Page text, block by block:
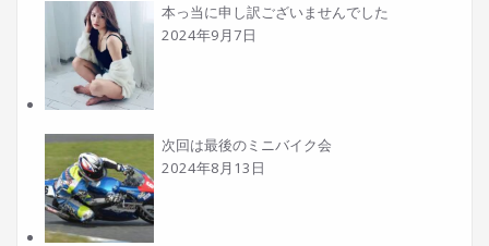
本っ当に申し訳ございませんでした
2024年9月7日
次回は最後のミニバイク会
2024年8月13日